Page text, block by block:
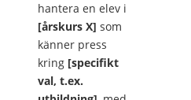
hantera en elev i
[årskurs X] som
känner press
kring [specifikt
val, t.ex.